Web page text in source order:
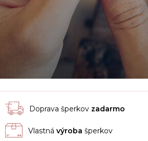
Doprava šperkov zadarmo
Vlastná výroba šperkov